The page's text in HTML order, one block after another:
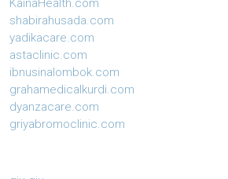
KainaHealth.com
shabirahusada.com
yadikacare.com
astaclinic.com
ibnusinalombok.com
grahamedicalkurdi.com
dyanzacare.com
griyabromoclinic.com